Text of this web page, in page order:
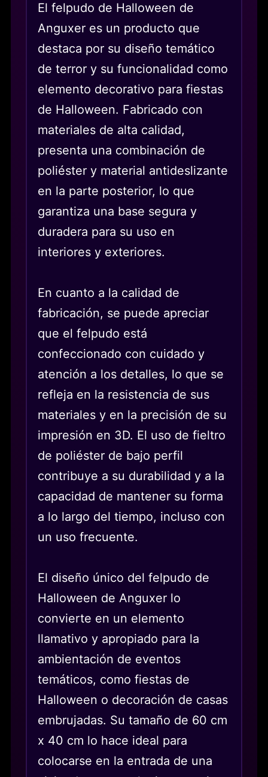
El felpudo de Halloween de
Anguxer es un producto que
destaca por su diseño temático
de terror y su funcionalidad como
elemento decorativo para fiestas
de Halloween. Fabricado con
materiales de alta calidad,
presenta una combinación de
poliéster y material antideslizante
en la parte posterior, lo que
garantiza una base segura y
duradera para su uso en
interiores y exteriores.
En cuanto a la calidad de
fabricación, se puede apreciar
que el felpudo está
confeccionado con cuidado y
atención a los detalles, lo que se
refleja en la resistencia de sus
materiales y en la precisión de su
impresión en 3D. El uso de fieltro
de poliéster de bajo perfil
contribuye a su durabilidad y a la
capacidad de mantener su forma
a lo largo del tiempo, incluso con
un uso frecuente.
El diseño único del felpudo de
Halloween de Anguxer lo
convierte en un elemento
llamativo y apropiado para la
ambientación de eventos
temáticos, como fiestas de
Halloween o decoración de casas
embrujadas. Su tamaño de 60 cm
x 40 cm lo hace ideal para
colocarse en la entrada de una